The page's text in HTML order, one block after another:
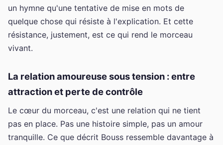
un hymne qu'une tentative de mise en mots de
quelque chose qui résiste à l'explication. Et cette
résistance, justement, est ce qui rend le morceau
vivant.
La relation amoureuse sous tension : entre
attraction et perte de contrôle
Le cœur du morceau, c'est une relation qui ne tient
pas en place. Pas une histoire simple, pas un amour
tranquille. Ce que décrit Bouss ressemble davantage à